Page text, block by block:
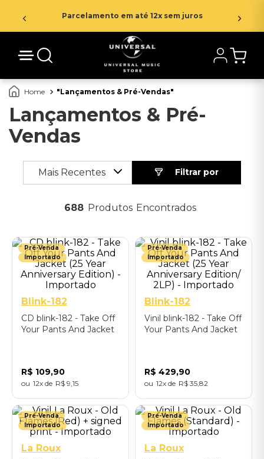
Parcelamento em até 12x sem juros
Lançamentos & Pré-Vendas
Lançamentos & Pré-
Vendas
Mais Recentes
688 Produtos
Pré-Venda
Importado
Blink-182
CD blink-182 - Take Off
Your Pants And Jacket
R$ 109,90
12 R$ 9 15
Pré-Venda
Importado
Blink-182
Vinil blink-182 - Take Off
Your Pants And Jacket
R$ 429,90
12 R$ 35 82
Pré-Venda
Importado
La Roux
Pré-Venda
Importado
La Roux